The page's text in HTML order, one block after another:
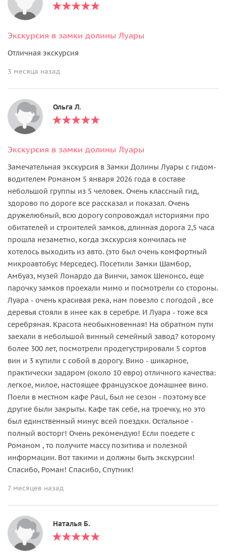
Экскурсия в замки долины Луары
Отличная экскурсия
3 месяца назад
Ольга Л.
Экскурсия в замки долины Луары
Замечательная экскурсия в Замки Долины Луары с гидом-
водителем Романом 5 января 2026 года в составе
небольшой группы из 5 человек. Очень классный гид,
здорово по дороге все рассказал и показал. Очень
дружелюбный, всю дорогу сопровождал историями про
обитателей и строителей замков, длинная дорога 2,5 часа
прошла незаметно, когда экскурсия кончилась не
хотелось выходить из авто. (это был очень комфортный
микроавтобус Мерседес). Посетили Замки Шамбор,
Амбуаз, музей Лонардо да Винчи, замок Шенонсо, еще
парочку замков проехали мимо и посмотрели со стороны.
Луара - очень красивая река, нам повезло с погодой , все
деревья стояли в инее как в серебре. И Луара - тоже вся
серебряная. Красота необыкновенная! На обратном пути
заехали в небольшой винный семейный завод? которому
более 300 лет, посмотрели продегустрировали 5 сортов
вин и 3 купили с собой в дорогу. Вино - шикарное,
практически задаром (около 10 евро) отличного качества:
легкое, милое, настоящее французское домашнее вино.
Поели в местном кафе Paul, был не сезон - поэтому все
другие были закрыты. Кафе так себе, на троечку, но это
был единственный минус всей поездки. Остальное -
полный восторг! Очень рекомендую! Если поедете с
Романом , то получите массу позитива и полезной
информации. Вот такими и должны быть экскурсии!
Спасибо, Роман! Спасибо, Спутник!
7 месяцев назад
Наталья Б.